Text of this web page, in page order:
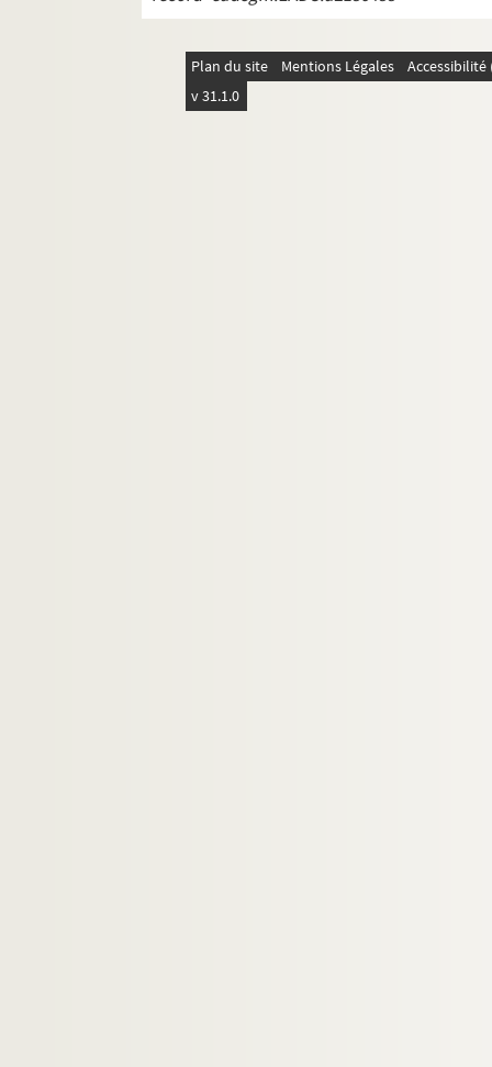
Plan du site Mentions Légales
v 31.1.0